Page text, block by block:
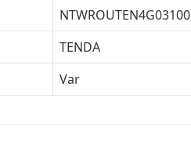
NTWROUTEN4G03100
TENDA
Var